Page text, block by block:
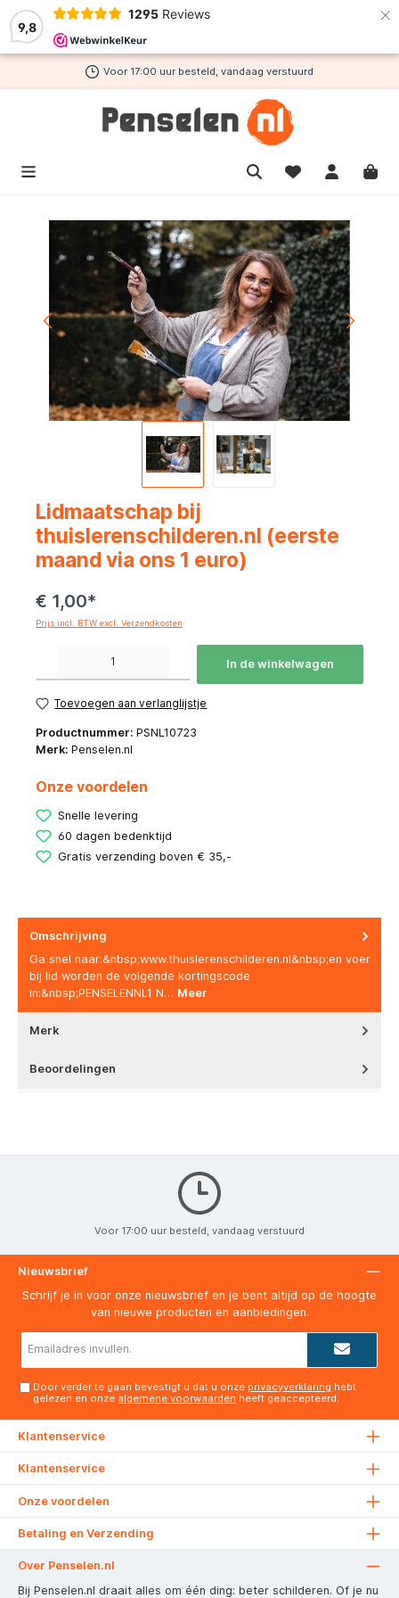
9,8
1295 Reviews ×
hoofdinhoud
Voor 17:00 uur besteld, vandaag verstuurd
Lidmaatschap bij
thuislerenschilderen.nl (eerste
maand via ons 1 euro)
€ 1,00*
Prijs incl. BTW excl. Verzendkosten
In de winkelwagen
Toevoegen aan verlanglijstje
Productnummer: PSNL10723
Merk: Penselen.nl
Onze voordelen
Snelle levering
60 dagen bedenktijd
Gratis verzending boven € 35,-
Omschrijving
Ga snel naar:&nbsp;www.thuislerenschilderen.nl&nbsp;en voer
bij lid worden de volgende kortingscode
in:&nbsp;PENSELENNL1 N… Meer
Merk
Beoordelingen
Voor 17:00 uur besteld, vandaag verstuurd
Nieuwsbrief
Schrijf je in voor onze nieuwsbrief en je bent altijd op de hoogte
van nieuwe producten en aanbiedingen.
Door verder te gaan bevestigt u dat u onze privacyverklaring hebt
gelezen en onze algemene voorwaarden heeft geaccepteerd.
Klantenservice
Klantenservice
Onze voordelen
Betaling en Verzending
Over Penselen.nl
Bij Penselen.nl draait alles om één ding: beter schilderen. Of je nu